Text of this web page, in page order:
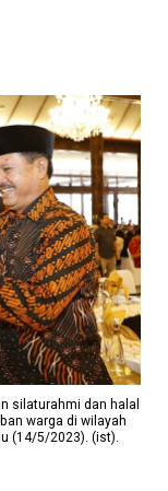
silaturahmi dan halal
warga di wilayah
(14/5/2023). (ist).